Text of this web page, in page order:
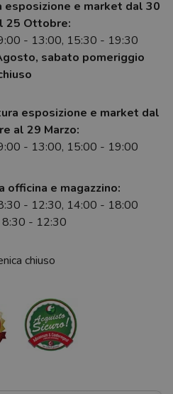
e market dal 30
25 Ottobre:
- 13:00, 15:30 - 19:30
sabato pomeriggio
esposizione e market dal
al 29 Marzo:
- 13:00, 15:00 - 19:00
officina e magazzino:
- 12:30, 14:00 - 18:00
8:30 - 12:30
chiuso